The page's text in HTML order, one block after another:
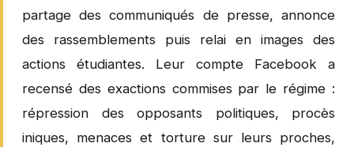
partage des communiqués de presse, annonce
des rassemblements puis relai en images des
actions étudiantes. Leur compte Facebook a
recensé des exactions commises par le régime :
répression des opposants politiques, procès
iniques, menaces et torture sur leurs proches,